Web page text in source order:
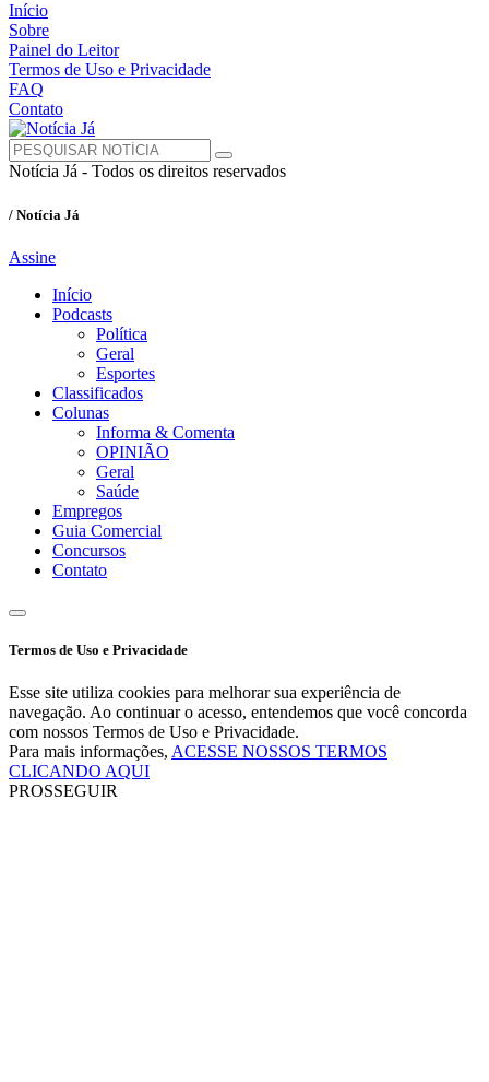
Início
Sobre
Painel do Leitor
Termos de Uso e Privacidade
FAQ
Contato
Notícia Já - Todos os direitos reservados
/ Notícia Já
Assine
Início
Podcasts
Política
Geral
Esportes
Classificados
Colunas
Informa & Comenta
OPINIÃO
Geral
Saúde
Empregos
Guia Comercial
Concursos
Contato
Termos de Uso e Privacidade
Esse site utiliza cookies para melhorar sua experiência de
navegação. Ao continuar o acesso, entendemos que você concorda
com nossos Termos de Uso e Privacidade.
Para mais informações, ACESSE NOSSOS TERMOS
CLICANDO AQUI
PROSSEGUIR